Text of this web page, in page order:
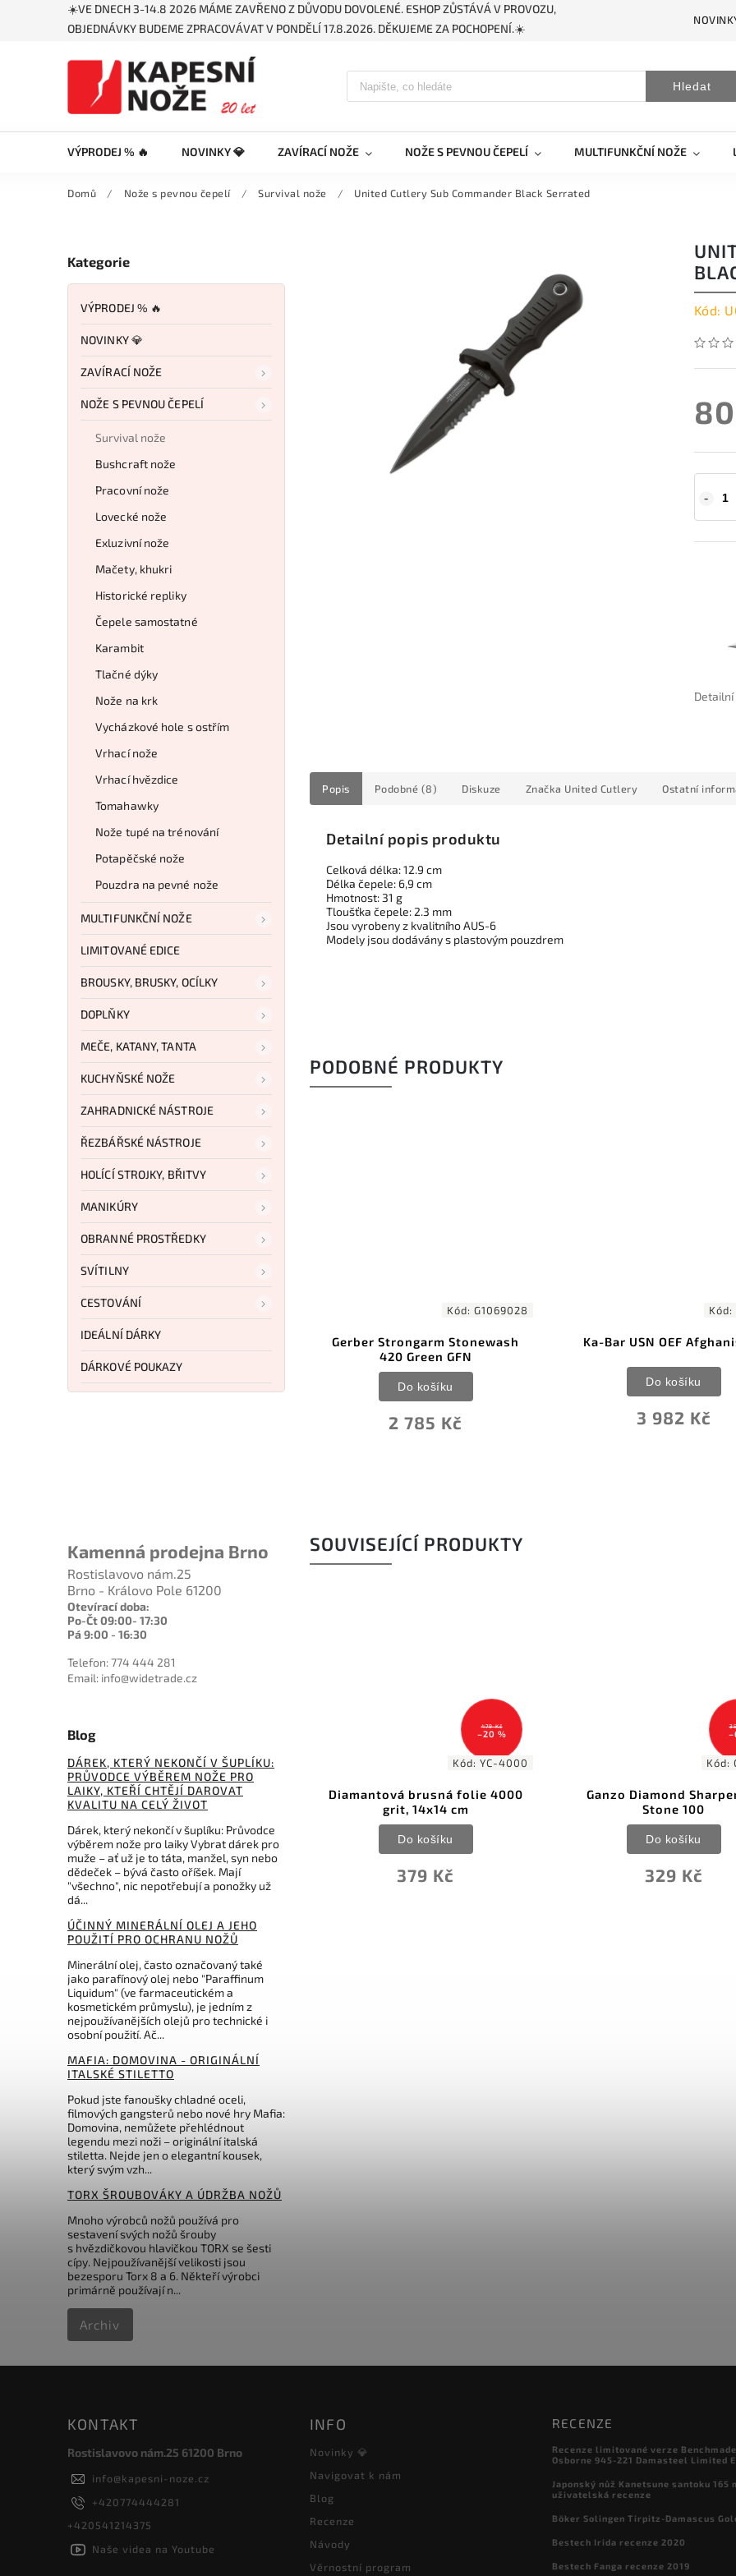
☀️VE DNECH 3-14.8 2026 MÁME ZAVŘENO Z DŮVODU DOVOLENÉ. ESHOP ZŮSTÁVÁ V PROVOZU,
OBJEDNÁVKY BUDEME ZPRACOVÁVAT V PONDĚLÍ 17.8.2026. DĚKUJEME ZA POCHOPENÍ.☀️
Hledat
VÝPRODEJ % 🔥 NOVINKY 💎 ZAVÍRACÍ NOŽE NOŽE S PEVNOU ČEPELÍ MULTIFUNKČNÍ NOŽE
Domů / Nože s pevnou čepelí / Survival nože / United Cutlery Sub Commander Black Serrated
Kategorie
VÝPRODEJ % 🔥
NOVINKY 💎
ZAVÍRACÍ NOŽE
NOŽE S PEVNOU ČEPELÍ
Survival nože
Bushcraft nože
Pracovní nože
Lovecké nože
Exluzivní nože
Mačety, khukri
Historické repliky
Čepele samostatné
Karambit
Tlačné dýky
Nože na krk
Vycházkové hole s ostřím
Vrhací nože
Vrhací hvězdice
Tomahawky
Nože tupé na trénování
Potapěčské nože
Pouzdra na pevné nože
MULTIFUNKČNÍ NOŽE
LIMITOVANÉ EDICE
BROUSKY, BRUSKY, OCÍLKY
DOPLŇKY
MEČE, KATANY, TANTA
KUCHYŇSKÉ NOŽE
ZAHRADNICKÉ NÁSTROJE
ŘEZBÁŘSKÉ NÁSTROJE
HOLÍCÍ STROJKY, BŘITVY
MANIKÚRY
OBRANNÉ PROSTŘEDKY
SVÍTILNY
CESTOVÁNÍ
IDEÁLNÍ DÁRKY
DÁRKOVÉ POUKAZY
Kamenná prodejna Brno
Rostislavovo nám.25
Brno - Královo Pole 61200
Otevírací doba:
Po-Čt 09:00- 17:30
Pá 9:00 - 16:30
Telefon: 774 444 281
Email: info@widetrade.cz
Blog
DÁREK, KTERÝ NEKONČÍ V ŠUPLÍKU:
PRŮVODCE VÝBĚREM NOŽE PRO
LAIKY, KTEŘÍ CHTĚJÍ DAROVAT
KVALITU NA CELÝ ŽIVOT
Dárek, který nekončí v šuplíku: Průvodce
výběrem nože pro laiky Vybrat dárek pro
muže – ať už je to táta, manžel, syn nebo
dědeček – bývá často oříšek. Mají
"všechno", nic nepotřebují a ponožky už
dá...
ÚČINNÝ MINERÁLNÍ OLEJ A JEHO
POUŽITÍ PRO OCHRANU NOŽŮ
Minerální olej, často označovaný také
jako parafínový olej nebo "Paraffinum
Liquidum" (ve farmaceutickém a
kosmetickém průmyslu), je jedním z
nejpoužívanějších olejů pro technické i
osobní použití. Ač...
MAFIA: DOMOVINA - ORIGINÁLNÍ
ITALSKÉ STILETTO
Pokud jste fanoušky chladné oceli,
filmových gangsterů nebo nové hry Mafia:
Domovina, nemůžete přehlédnout
legendu mezi noži – originální italská
stiletta. Nejde jen o elegantní kousek,
který svým vzh...
TORX ŠROUBOVÁKY A ÚDRŽBA NOŽŮ
Mnoho výrobců nožů používá pro
sestavení svých nožů šrouby
s hvězdičkovou hlavičkou TORX se šesti
cípy. Nejpoužívanější velikosti jsou
bezesporu Torx 8 a 6. Někteří výrobci
primárně používají n...
Archiv
Kód:
Popis Podobné (8) Diskuze Značka United Cutlery Ostatní
Detailní popis produktu
Celková délka: 12.9 cm
Délka čepele: 6,9 cm
Hmotnost: 31 g
Tloušťka čepele: 2.3 mm
Jsou vyrobeny z kvalitního AUS-6
Modely jsou dodávány s plastovým pouzdrem
PODOBNÉ PRODUKTY
Gerber LMF II Infantry Black
Do košíku
G1069028
Gerber Strongarm Stonewash
420 Green GFN
Ka-Bar USN OEF Afghanistan
3 982 Kč
SOUVISEJÍCÍ PRODUKTY
TIP
Kód:WSKTNRKS-W
Work Sharp Rolling Knife
Sharpener WSKTNRKS-W
3 590 Kč
Do košíku
479 Kč
–20 %
Kód:YC-4000
Diamantová brusná folie 4000
grit, 14x14 cm
379 Kč
Do košíku
351
–6
Kód:
Ganzo Diamond
Stone 100
329 Kč
Do košíku
KONTAKT
Rostislavovo nám.25 61200 Brno
info@kapesni-noze.cz
+420774444281
+420541214375
Naše videa na Youtube
INFO
Novinky 💎
Navigovat k nám
Blog
Recenze
Návody
Věrnostní program
RECENZE
Recenze limitované verze
Osborne 945-221 Damasteel Limited
Japonský nůž Kanetsune santoku 165
uživatelská recenze
Böker Solingen Tirpitz-Damascus
Bestech Irida recenze 2020
Bestech Fanga recenze 2019